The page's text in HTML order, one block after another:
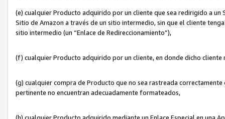
(e) cualquier Producto adquirido por un cliente que sea redirigido a un
Sitio de Amazon a través de un sitio intermedio, sin que el cliente
sitio intermedio (un “Enlace de Redireccionamiento”),
(f) cualquier Producto adquirido por un cliente, en donde dicho
(g) cualquier compra de Producto que no sea rastreada
pertinente no encuentran adecuadamente formateados,
(h) cualquier Producto adquirido mediante un Enlace Especial en una